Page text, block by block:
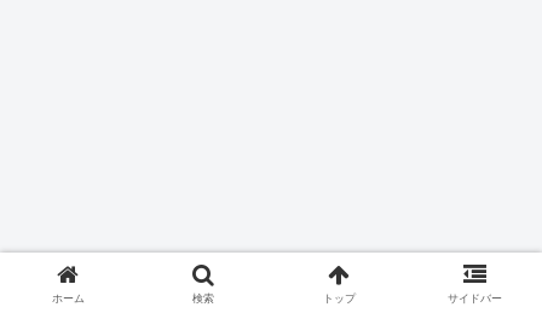
ホーム 検索 トップ サイドバー